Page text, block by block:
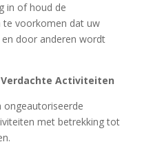
in of houd de
te voorkomen dat uw
door anderen wordt
Activiteiten
met betrekking tot